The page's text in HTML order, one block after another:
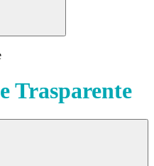
Trasparente